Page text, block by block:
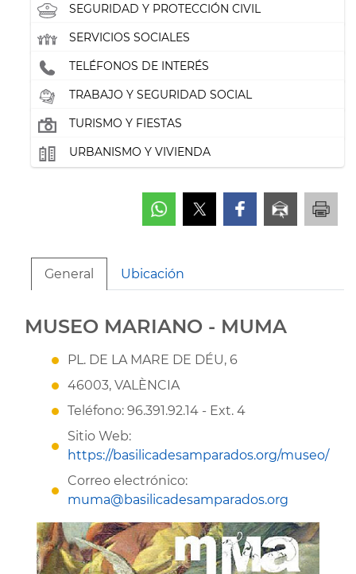
SEGURIDAD Y PROTECCIÓN CIVIL
SERVICIOS SOCIALES
TELÉFONOS DE INTERÉS
TRABAJO Y SEGURIDAD SOCIAL
TURISMO Y FIESTAS
URBANISMO Y VIVIENDA
General Ubicación
MUSEO MARIANO - MUMA
PL. DE LA MARE DE DÉU, 6
46003, VALÈNCIA
Teléfono: 96.391.92.14 - Ext. 4
Sitio Web:
https://basilicadesamparados.org/museo/
Correo electrónico:
muma@basilicadesamparados.org